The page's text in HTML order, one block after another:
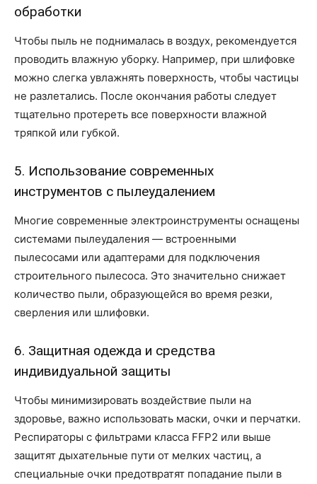
обработки
Чтобы пыль не поднималась в воздух, рекомендуется
проводить влажную уборку. Например, при шлифовке
можно слегка увлажнять поверхность, чтобы частицы
не разлетались. После окончания работы следует
тщательно протереть все поверхности влажной
тряпкой или губкой.
5. Использование современных
инструментов с пылеудалением
Многие современные электроинструменты оснащены
системами пылеудаления — встроенными
пылесосами или адаптерами для подключения
строительного пылесоса. Это значительно снижает
количество пыли, образующейся во время резки,
сверления или шлифовки.
6. Защитная одежда и средства
индивидуальной защиты
Чтобы минимизировать воздействие пыли на
здоровье, важно использовать маски, очки и перчатки.
Респираторы с фильтрами класса FFP2 или выше
защитят дыхательные пути от мелких частиц, а
специальные очки предотвратят попадание пыли в